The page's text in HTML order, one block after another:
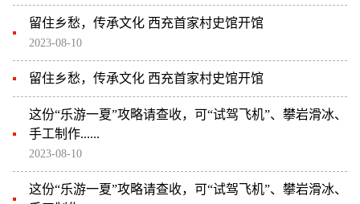
留住乡愁，传承文化 西充首家村史馆开馆
2023-08-10
留住乡愁，传承文化 西充首家村史馆开馆
这份“乐游一夏”攻略请查收，可“试驾飞机”、攀岩滑冰、
手工制作......
2023-08-10
这份“乐游一夏”攻略请查收，可“试驾飞机”、攀岩滑冰、